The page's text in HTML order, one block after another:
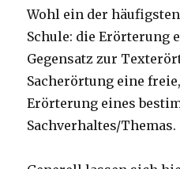
Wohl ein der
Schule: die Erörterung
Gegensatz zur
Sacherörtung eine
Erörterung eines
Sachverhaltes/Themas.